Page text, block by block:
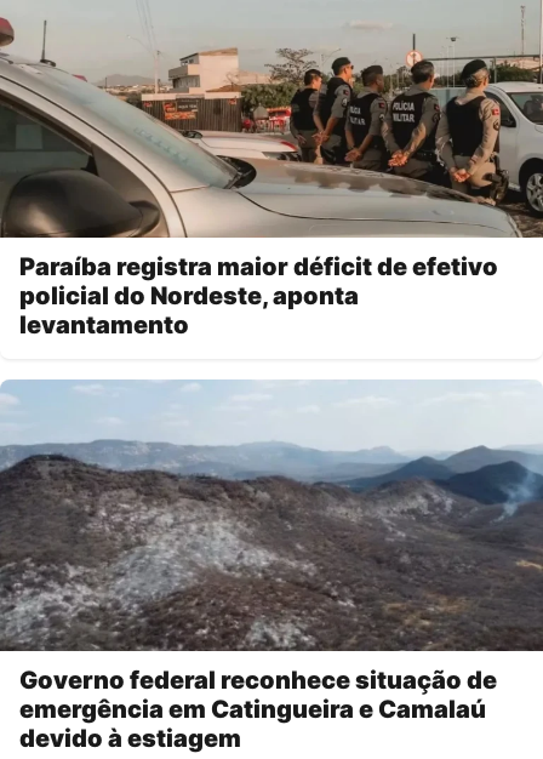
Paraíba registra maior déficit de efetivo
policial do Nordeste, aponta
levantamento
Governo federal reconhece situação de
emergência em Catingueira e Camalaú
devido à estiagem